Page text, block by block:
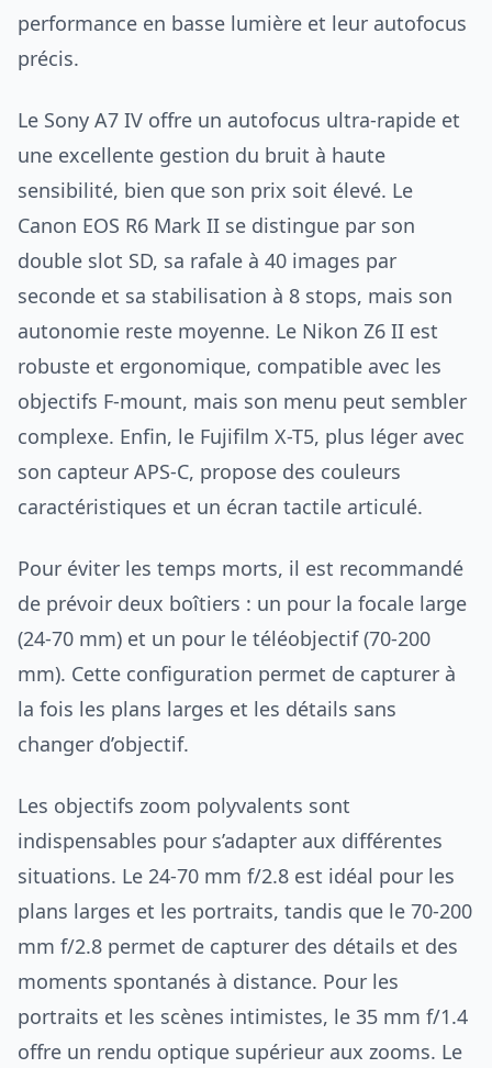
performance en basse lumière et leur autofocus
précis.
Le Sony A7 IV offre un autofocus ultra-rapide et
une excellente gestion du bruit à haute
sensibilité, bien que son prix soit élevé. Le
Canon EOS R6 Mark II se distingue par son
double slot SD, sa rafale à 40 images par
seconde et sa stabilisation à 8 stops, mais son
autonomie reste moyenne. Le Nikon Z6 II est
robuste et ergonomique, compatible avec les
objectifs F-mount, mais son menu peut sembler
complexe. Enfin, le Fujifilm X-T5, plus léger avec
son capteur APS-C, propose des couleurs
caractéristiques et un écran tactile articulé.
Pour éviter les temps morts, il est recommandé
de prévoir deux boîtiers : un pour la focale large
(24-70 mm) et un pour le téléobjectif (70-200
mm). Cette configuration permet de capturer à
la fois les plans larges et les détails sans
changer d’objectif.
Les objectifs zoom polyvalents sont
indispensables pour s’adapter aux différentes
situations. Le 24-70 mm f/2.8 est idéal pour les
plans larges et les portraits, tandis que le 70-200
mm f/2.8 permet de capturer des détails et des
moments spontanés à distance. Pour les
portraits et les scènes intimistes, le 35 mm f/1.4
offre un rendu optique supérieur aux zooms. Le